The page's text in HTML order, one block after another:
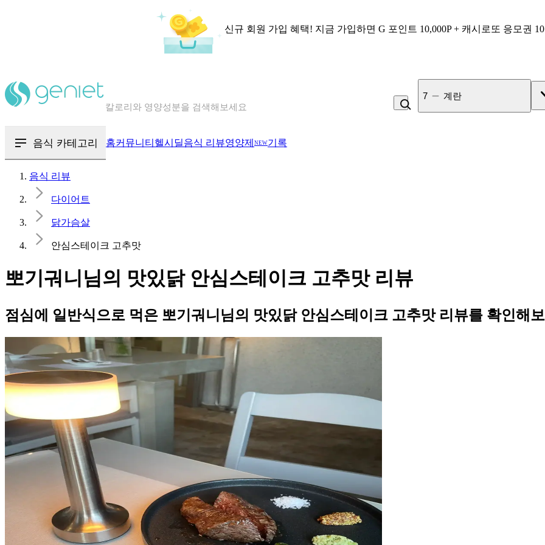
신규 회원 가입 혜택! 지금 가입하면 G 포인트 10,000P + 캐시로또 응모권
혈당 · 다이어트 음식 검색해보세요
7 계란
음식 카테고리 홈커뮤니티 헬시딜음식 리뷰영양제 NEW기록
음식 리뷰
다이어트
닭가슴살
안심스테이크 고추맛
뽀기궈니님의 맛있닭 안심스테이크 고추맛 리뷰
점심에 일반식으로 먹은 뽀기궈니님의 맛있닭 안심스테이크 고추맛 리뷰를 확인해